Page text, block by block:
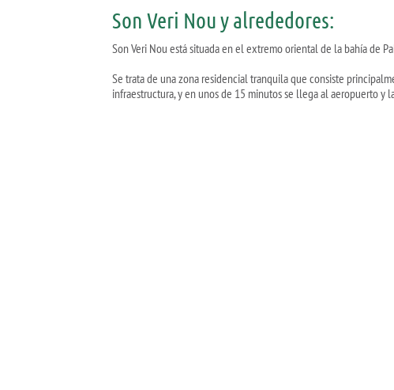
Son Veri Nou y alrededores:
Son Veri Nou está situada en el extremo oriental de la bahía de
Se trata de una zona residencial tranquila que consiste
infraestructura, y en unos de 15 minutos se llega al aeropuerto y